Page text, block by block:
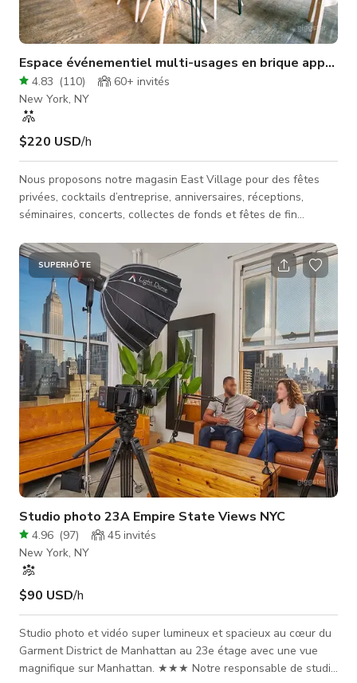
Espace événementiel multi-usages en brique
4.83 (110) 60+ invités
New York, NY
$220 USD/h
Nous proposons notre magasin East Village pour des fêtes
privées, cocktails d’entreprise, anniversaires, réceptions,
séminaires, concerts, collectes de fonds et fêtes de fin
également disponible à la location pour vos propres cours
hebdomadaires et/ou ateliers. L’espace se trouve au premier
étage de la 3ème rue (entre 1ère avenue et 2ème avenue)
avec de grandes fenêtres. La superficie est d’environ 1 200
sqft avec
SUPERHÔTE
Studio photo 23A Empire State Views NYC
4.96 (97) 45 invités
New York, NY
$90 USD/h
Studio photo et vidéo super lumineux et spacieux au cœur du
Garment District de Manhattan au 23e étage avec une vue
magnifique sur Manhattan. ★★★ Notre responsable de studio